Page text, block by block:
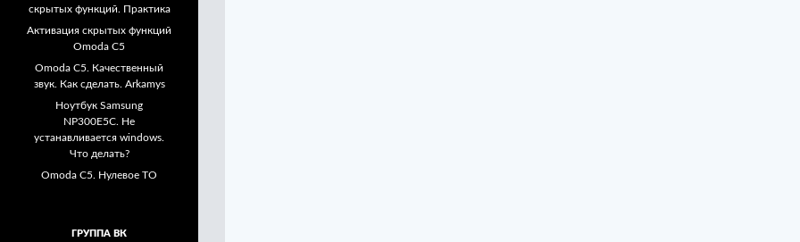
скрытых функций. Практика
Активация скрытых функций
Omoda C5
Omoda C5. Качественный
звук. Как сделать. Arkamys
Ноутбук Samsung
NP300E5C. Не
устанавливается windows.
Что делать?
Omoda C5. Нулевое ТО
ГРУППА ВК